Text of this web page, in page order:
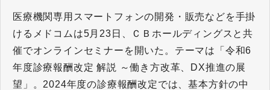
医療機関専用スマートフォンの開発・販売などを⼿掛
けるメドコムは5月23日、ＣＢホールディングスと共
催でオンラインセミナーを開いた。テーマは「令和6
年度診療報酬改定 解説 ～働き方改革、DX推進の展
望」。2024年度の診療報酬改定では、基本方針の中